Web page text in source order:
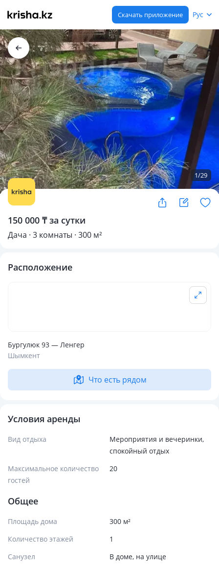
Скачать приложение Рус
1/29
150 000 ₸ за сутки
Дача · 3 комнаты · 300 м²
Расположение
Бургулюк 93 — Ленгер
Шымкент
Что есть рядом
Условия аренды
Вид отдыха
Мероприятия и вечеринки,
спокойный отдых
Максимальное количество
гостей
20
Общее
Площадь дома
300 м²
Количество этажей
1
Санузел
В доме, на улице